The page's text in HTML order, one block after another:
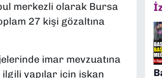
merkezli olarak Bursa
27 kişi gözaltına
imar mevzuatına
ilgili yapılar için iskan